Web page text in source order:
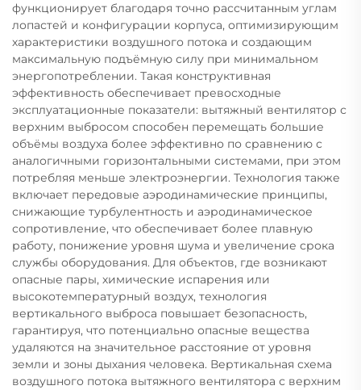
функционирует благодаря точно рассчитанным углам
лопастей и конфигурации корпуса, оптимизирующим
характеристики воздушного потока и создающим
максимальную подъёмную силу при минимальном
энергопотреблении. Такая конструктивная
эффективность обеспечивает превосходные
эксплуатационные показатели: вытяжный вентилятор с
верхним выбросом способен перемещать большие
объёмы воздуха более эффективно по сравнению с
аналогичными горизонтальными системами, при этом
потребляя меньше электроэнергии. Технология также
включает передовые аэродинамические принципы,
снижающие турбулентность и аэродинамическое
сопротивление, что обеспечивает более плавную
работу, понижение уровня шума и увеличение срока
службы оборудования. Для объектов, где возникают
опасные пары, химические испарения или
высокотемпературный воздух, технология
вертикального выброса повышает безопасность,
гарантируя, что потенциально опасные вещества
удаляются на значительное расстояние от уровня
земли и зоны дыхания человека. Вертикальная схема
воздушного потока вытяжного вентилятора с верхним